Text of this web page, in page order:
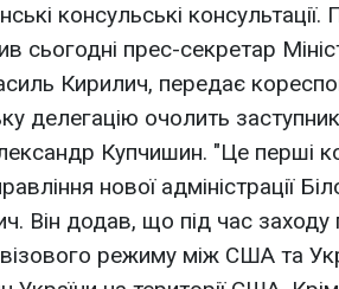
консульські
сьогодні прес-секретар
Кирилич, передає
делегацію очолить
Купчишин. "Це перші
нової адміністрації
Він додав, що під час
режиму між США та